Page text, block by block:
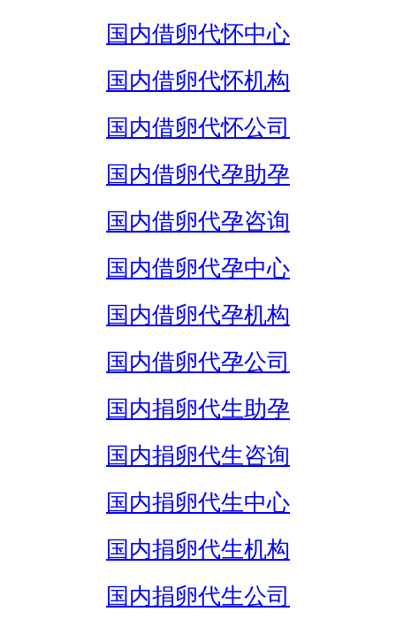
国内借卵代怀中心
国内借卵代怀机构
国内借卵代怀公司
国内借卵代孕助孕
国内借卵代孕咨询
国内借卵代孕中心
国内借卵代孕机构
国内借卵代孕公司
国内捐卵代生助孕
国内捐卵代生咨询
国内捐卵代生中心
国内捐卵代生机构
国内捐卵代生公司